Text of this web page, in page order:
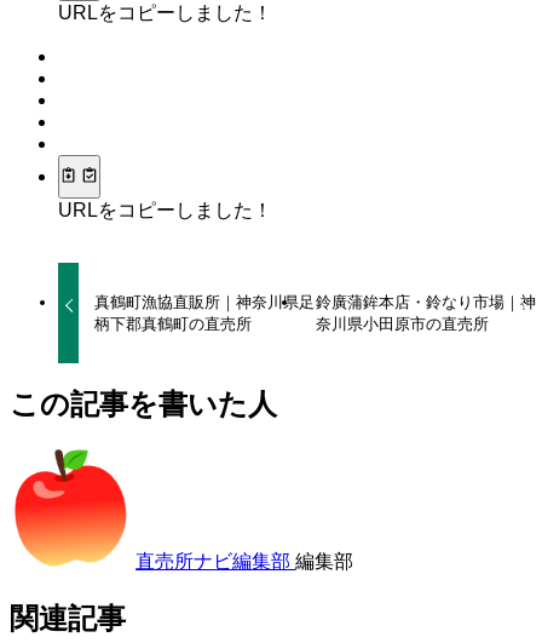
URLをコピーしました！
URLをコピーしました！
真鶴町漁協直販所｜神奈川県足
柄下郡真鶴町の直売所
鈴廣蒲鉾本店・鈴なり市場｜神
奈川県小田原市の直売所
この記事を書いた人
直売所ナビ編集部 編集部
関連記事